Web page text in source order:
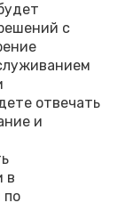
с
отвечать
и
в
по